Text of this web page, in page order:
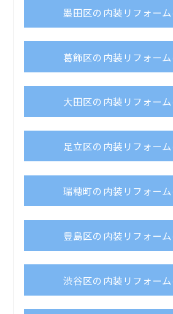
墨田区の内装リフォー
葛飾区の内装リフォー
大田区の内装リフォー
足立区の内装リフォー
瑞穂町の内装リフォー
豊島区の内装リフォー
渋谷区の内装リフォー